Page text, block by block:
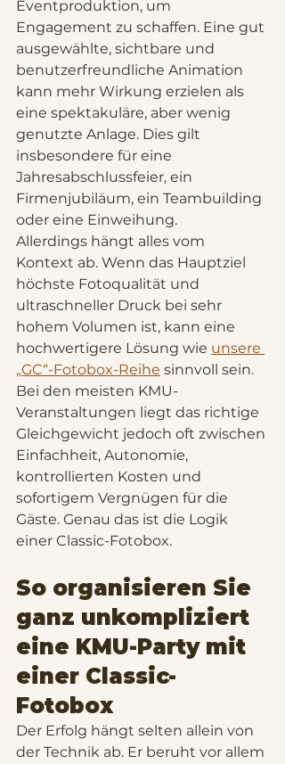
Eventproduktion, um
Engagement zu schaffen. Eine gut
ausgewählte, sichtbare und
benutzerfreundliche Animation
kann mehr Wirkung erzielen als
eine spektakuläre, aber wenig
genutzte Anlage. Dies gilt
insbesondere für eine
Jahresabschlussfeier, ein
Firmenjubiläum, ein Teambuilding
oder eine Einweihung.
Allerdings hängt alles vom
Kontext ab. Wenn das Hauptziel
höchste Fotoqualität und
ultraschneller Druck bei sehr
hohem Volumen ist, kann eine
hochwertigere Lösung wie unsere
„GC“-Fotobox-Reihe sinnvoll sein.
Bei den meisten KMU-
Veranstaltungen liegt das richtige
Gleichgewicht jedoch oft zwischen
Einfachheit, Autonomie,
kontrollierten Kosten und
sofortigem Vergnügen für die
Gäste. Genau das ist die Logik
einer Classic-Fotobox.
So organisieren Sie
ganz unkompliziert
eine KMU-Party mit
einer Classic-
Fotobox
Der Erfolg hängt selten allein von
der Technik ab. Er beruht vor allem